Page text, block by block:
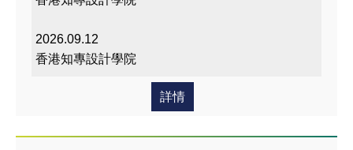
2026.09.12
香港知專設計學院
詳情